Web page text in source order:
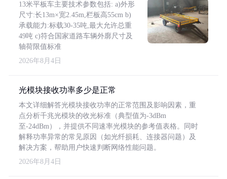
13米平板车主要技术参数包括: a)外形
尺寸:长13m×宽2.45m,栏板高55cm b)
承载能力:标载30-35吨,最大允许总重
49吨 c)符合国家道路车辆外廓尺寸及
轴荷限值标准
2026年8月4日
光模块接收功率多少是正常
本文详细解答光模块接收功率的正常范围及影响因素，重
点分析千兆光模块的收光标准（典型值为-3dBm
至-24dBm），并提供不同速率光模块的参考值表格。同时
解释功率异常的常见原因（如光纤损耗、连接器问题）及
解决方案，帮助用户快速判断网络性能问题。
2026年8月4日